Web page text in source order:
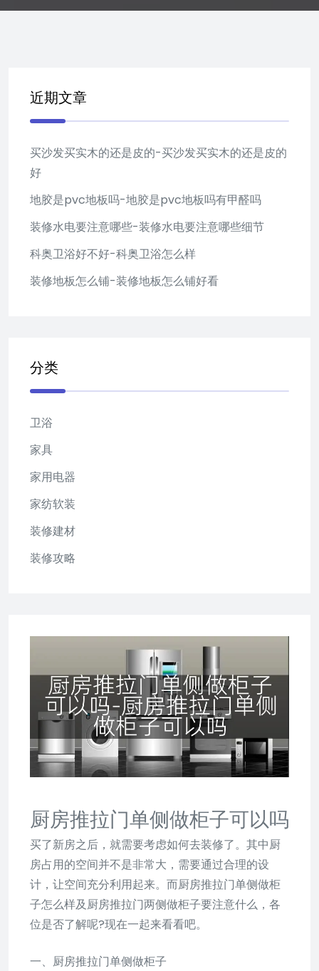
厨房推拉门单侧做柜子可以吗
买了新房之后，就需要考虑如何去装修了。其中厨
房占用的空间并不是非常大，需要通过合理的设
计，让空间充分利用起来。而厨房推拉门单侧做柜
子怎么样及厨房推拉门两侧做柜子要注意什么，各
位是否了解呢?现在一起来看看吧。
一、厨房推拉门单侧做柜子
近期文章
买沙发买实木的还是皮的-买沙发买实木的还是皮的
好
地胶是pvc地板吗-地胶是pvc地板吗有甲醛吗
装修水电要注意哪些-装修水电要注意哪些细节
科奥卫浴好不好-科奥卫浴怎么样
装修地板怎么铺-装修地板怎么铺好看
分类
卫浴
家具
家用电器
家纺软装
装修建材
装修攻略